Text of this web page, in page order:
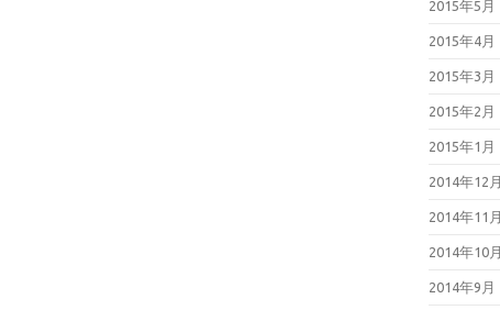
2015年5月
2015年4月
2015年3月
2015年2月
2015年1月
2014年12月
2014年11月
2014年10月
2014年9月